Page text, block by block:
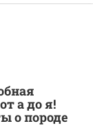
а до я!
о породе